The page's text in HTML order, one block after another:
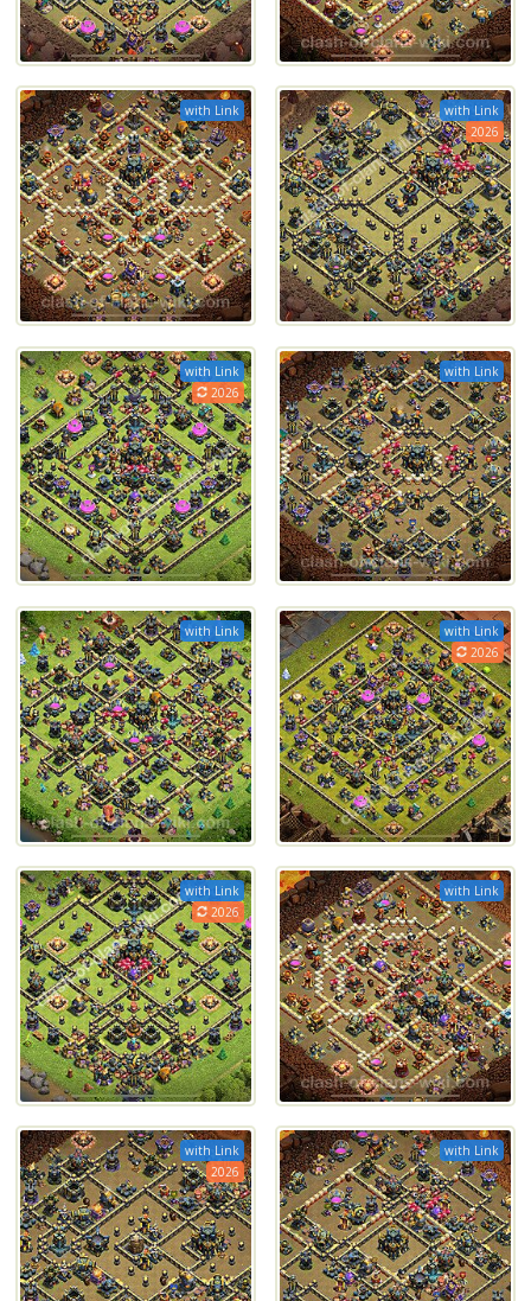
with Link
with Link
2026
with Link
2026
with Link
with Link
with Link
2026
with Link
2026
with Link
with Link
2026
with Link